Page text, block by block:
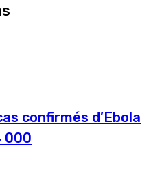
confirmés d’Ebola
000